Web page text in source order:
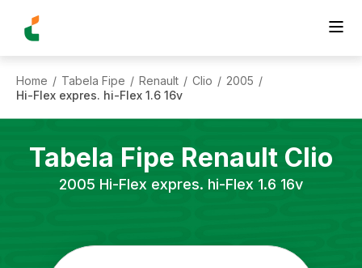
Home / Tabela Fipe / Renault / Clio / 2005 /
Hi-Flex expres. hi-Flex 1.6 16v
Tabela Fipe Renault Clio
2005 Hi-Flex expres. hi-Flex 1.6 16v